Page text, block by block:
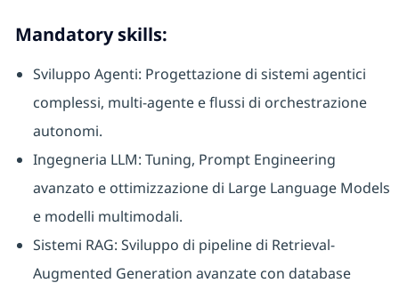
Mandatory skills:
Sviluppo Agenti: Progettazione di sistemi agentici
complessi, multi-agente e flussi di orchestrazione
autonomi.
Ingegneria LLM: Tuning, Prompt Engineering
avanzato e ottimizzazione di Large Language Models
e modelli multimodali.
Sistemi RAG: Sviluppo di pipeline di Retrieval-
Augmented Generation avanzate con database